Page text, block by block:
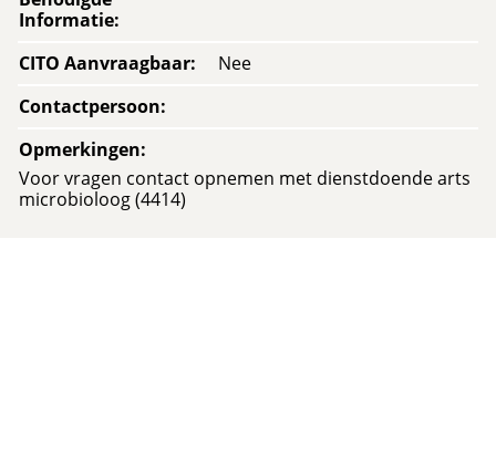
Informatie:
CITO Aanvraagbaar:
Nee
Contactpersoon:
Opmerkingen:
Voor vragen contact opnemen met dienstdoende arts
microbioloog (4414)